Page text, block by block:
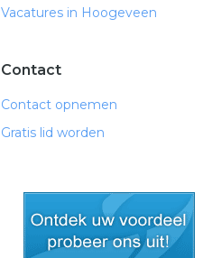
Vacatures in Hoogeveen
Contact
Contact opnemen
Gratis lid worden